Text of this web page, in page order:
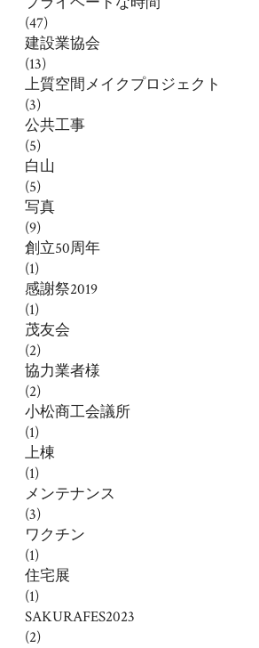
(47)
建設業協会
(13)
上質空間メイクプロジェクト
(3)
公共工事
(5)
白山
(5)
写真
(9)
創立50周年
(1)
感謝祭2019
(1)
茂友会
(2)
協力業者様
(2)
小松商工会議所
(1)
上棟
(1)
メンテナンス
(3)
ワクチン
(1)
住宅展
(1)
SAKURAFES2023
(2)